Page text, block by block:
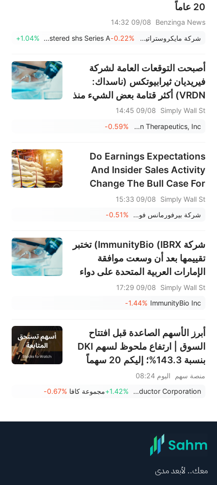
20 عاماً
Benzinga News
09/08 14:32
شركة مايكروستراتيجي
-0.22%
Strategy Inc 8 % Pfd Registered shs Series A
+1.04%
أصبحت التوقعات العامة لشركة
فيريديان ثيرابيوتكس (ناسداك:
VRDN) أكثر قتامة بعض الشيء منذ
تقريرها الأخير
Simply Wall St
09/08 14:45
Viridian Therapeutics, Inc.
-0.59%
Do Earnings Expectations
And Insider Sales Activity
Change The Bull Case For
Performance Food Group
(PFGC)?
Simply Wall St
09/08 15:33
شركة بيرفورمانس فود جروب
-0.51%
شركة ImmunityBio (IBRX) تختبر
تقييمها بعد أن وسعت موافقة
الإمارات العربية المتحدة على دواء
أنكتيفا نطاق أعمالها
Simply Wall St
09/08 17:29
ImmunityBio Inc
-1.44%
أبرز الأسهم الصاعدة قبل افتتاح
السوق | ارتفاع ملحوظ لسهم DKI
بنسبة 143.3%؛ إليكم 20 سهماً
تشهد تحركات قبل افتتاح السوق
منصة سهم
اليوم 08:24
ON Semiconductor Corporation
+1.42%مجموعة كافا -0.67%
معك.. لأبعد مدى